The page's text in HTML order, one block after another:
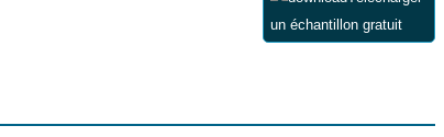
un échantillon gratuit